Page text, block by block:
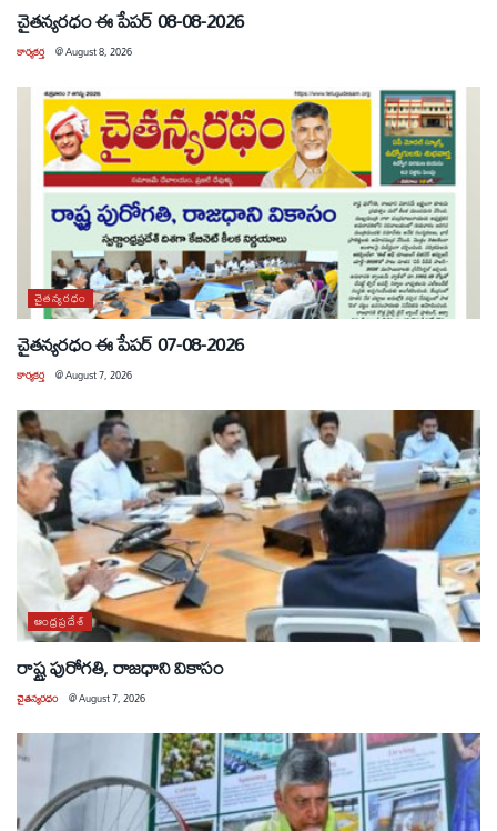
చైతన్యరధం ఈ పేపర్ 08-08-2026
కార్యకర్త @August 8, 2026
చైతన్యరధం
చైతన్యరధం ఈ పేపర్ 07-08-2026
కార్యకర్త @August 7, 2026
ఆంధ్రప్రదేశ్
రాష్ట్ర పురోగతి, రాజధాని వికాసం
చైతన్యరధం @August 7, 2026